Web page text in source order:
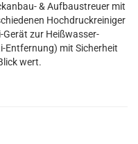
& Aufbaustreuer mit
Hochdruckreiniger
zur Heißwasser-
Entfernung) mit Sicherheit
wert.